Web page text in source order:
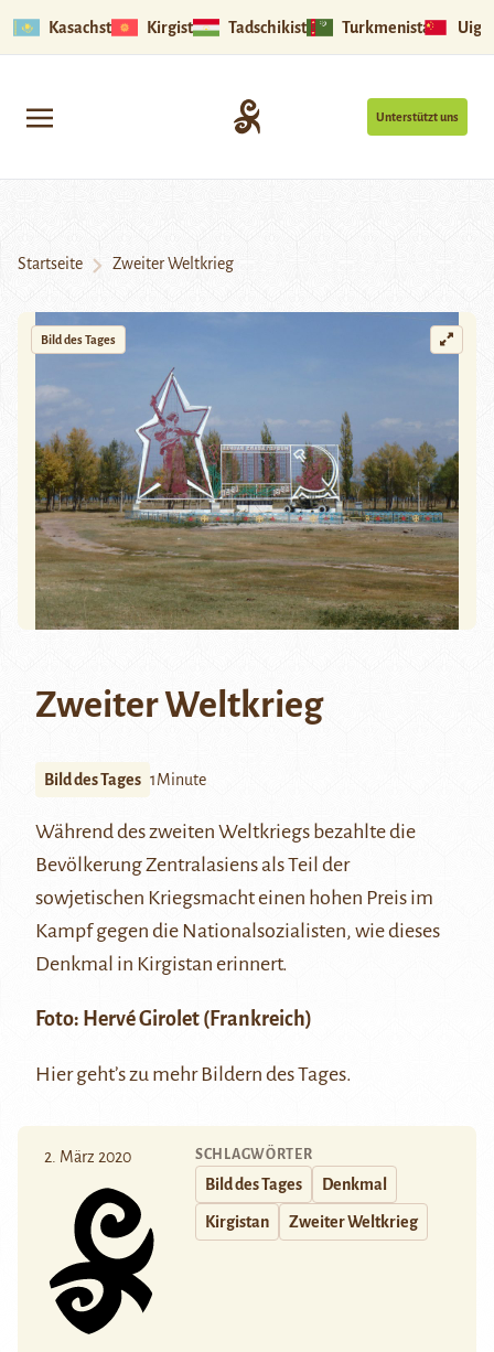
Kasachstan Kirgistan Tadschikistan Turkmenistan
Unterstützt uns
Startseite Zweiter Weltkrieg
Bild des Tages
Zweiter Weltkrieg
Bild des Tages 1Minute
Während des zweiten Weltkriegs bezahlte die
Bevölkerung Zentralasiens als Teil der
sowjetischen Kriegsmacht einen hohen Preis im
Kampf gegen die Nationalsozialisten, wie dieses
Denkmal in Kirgistan erinnert.
Foto: Hervé Girolet (Frankreich)
Hiergeht’s zu mehr Bildern des Tages.
2. März 2020 SCHLAGWÖRTER
Bild des Tages Denkmal
Kirgistan Zweiter Weltkrieg